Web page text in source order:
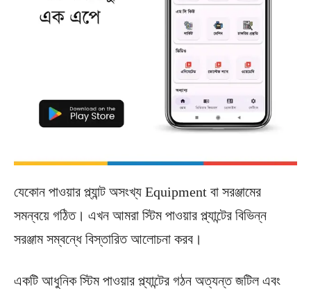
যেকোন পাওয়ার প্ল্যান্ট অসংখ্য Equipment বা সরঞ্জামের
সমন্বয়ে গঠিত। এখন আমরা স্টিম পাওয়ার প্ল্যান্টের বিভিন্ন
সরঞ্জাম সম্বন্ধে বিস্তারিত আলোচনা করব।
একটি আধুনিক স্টিম পাওয়ার প্ল্যান্টের গঠন অত্যন্ত জটিল এবং